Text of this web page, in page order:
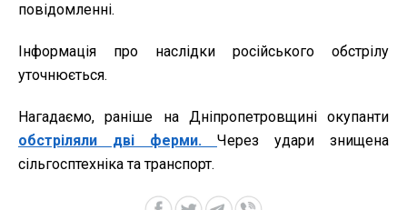
повідомленні.
Інформація про наслідки російського обстрілу
уточнюється.
Нагадаємо, раніше на Дніпропетровщині окупанти
обстріляли дві ферми. Через удари знищена
сільгосптехніка та транспорт.